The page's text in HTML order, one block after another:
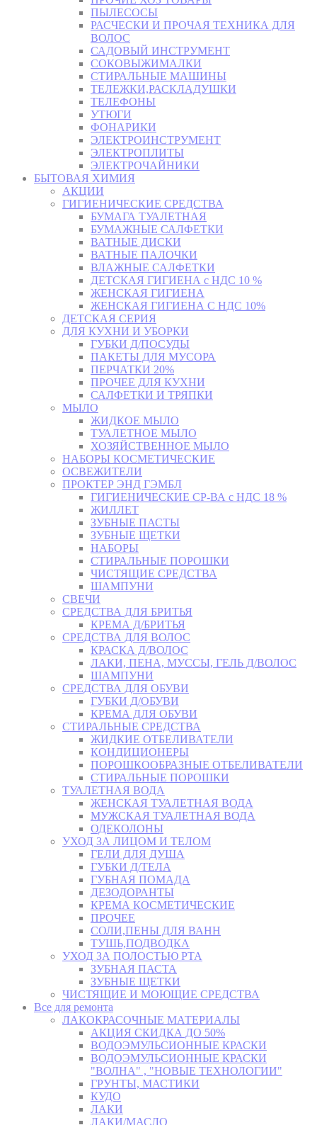
ПЫЛЕСОСЫ
РАСЧЕСКИ И ПРОЧАЯ ТЕХНИКА ДЛЯ
ВОЛОС
САДОВЫЙ ИНСТРУМЕНТ
СОКОВЫЖИМАЛКИ
СТИРАЛЬНЫЕ МАШИНЫ
ТЕЛЕЖКИ,РАСКЛАДУШКИ
ТЕЛЕФОНЫ
УТЮГИ
ФОНАРИКИ
ЭЛЕКТРОИНСТРУМЕНТ
ЭЛЕКТРОПЛИТЫ
ЭЛЕКТРОЧАЙНИКИ
БЫТОВАЯ ХИМИЯ
АКЦИИ
ГИГИЕНИЧЕСКИЕ СРЕДСТВА
БУМАГА ТУАЛЕТНАЯ
БУМАЖНЫЕ САЛФЕТКИ
ВАТНЫЕ ДИСКИ
ВАТНЫЕ ПАЛОЧКИ
ВЛАЖНЫЕ САЛФЕТКИ
ДЕТСКАЯ ГИГИЕНА с НДС 10 %
ЖЕНСКАЯ ГИГИЕНА
ЖЕНСКАЯ ГИГИЕНА С НДС 10%
ДЕТСКАЯ СЕРИЯ
ДЛЯ КУХНИ И УБОРКИ
ГУБКИ Д/ПОСУДЫ
ПАКЕТЫ ДЛЯ МУСОРА
ПЕРЧАТКИ 20%
ПРОЧЕЕ ДЛЯ КУХНИ
САЛФЕТКИ И ТРЯПКИ
МЫЛО
ЖИДКОЕ МЫЛО
ТУАЛЕТНОЕ МЫЛО
ХОЗЯЙСТВЕННОЕ МЫЛО
НАБОРЫ КОСМЕТИЧЕСКИЕ
ОСВЕЖИТЕЛИ
ПРОКТЕР ЭНД ГЭМБЛ
ГИГИЕНИЧЕСКИЕ СР-ВА с НДС 18 %
ЖИЛЛЕТ
ЗУБНЫЕ ПАСТЫ
ЗУБНЫЕ ЩЕТКИ
НАБОРЫ
СТИРАЛЬНЫЕ ПОРОШКИ
ЧИСТЯЩИЕ СРЕДСТВА
ШАМПУНИ
СВЕЧИ
СРЕДСТВА ДЛЯ БРИТЬЯ
КРЕМА Д/БРИТЬЯ
СРЕДСТВА ДЛЯ ВОЛОС
КРАСКА Д/ВОЛОС
ЛАКИ, ПЕНА, МУССЫ, ГЕЛЬ Д/ВОЛОС
ШАМПУНИ
СРЕДСТВА ДЛЯ ОБУВИ
ГУБКИ Д/ОБУВИ
КРЕМА ДЛЯ ОБУВИ
СТИРАЛЬНЫЕ СРЕДСТВА
ЖИДКИЕ ОТБЕЛИВАТЕЛИ
КОНДИЦИОНЕРЫ
ПОРОШКООБРАЗНЫЕ ОТБЕЛИВАТЕЛИ
СТИРАЛЬНЫЕ ПОРОШКИ
ТУАЛЕТНАЯ ВОДА
ЖЕНСКАЯ ТУАЛЕТНАЯ ВОДА
МУЖСКАЯ ТУАЛЕТНАЯ ВОДА
ОДЕКОЛОНЫ
УХОД ЗА ЛИЦОМ И ТЕЛОМ
ГЕЛИ ДЛЯ ДУША
ГУБКИ Д/ТЕЛА
ГУБНАЯ ПОМАДА
ДЕЗОДОРАНТЫ
КРЕМА КОСМЕТИЧЕСКИЕ
ПРОЧЕЕ
СОЛИ,ПЕНЫ ДЛЯ ВАНН
ТУШЬ,ПОДВОДКА
УХОД ЗА ПОЛОСТЬЮ РТА
ЗУБНАЯ ПАСТА
ЗУБНЫЕ ЩЕТКИ
ЧИСТЯЩИЕ И МОЮЩИЕ СРЕДСТВА
Все для ремонта
ЛАКОКРАСОЧНЫЕ МАТЕРИАЛЫ
АКЦИЯ СКИДКА ДО 50%
ВОДОЭМУЛЬСИОННЫЕ КРАСКИ
ВОДОЭМУЛЬСИОННЫЕ КРАСКИ
"ВОЛНА" , "НОВЫЕ ТЕХНОЛОГИИ"
ГРУНТЫ, МАСТИКИ
КУДО
ЛАКИ
ЛАКИ/МАСЛО